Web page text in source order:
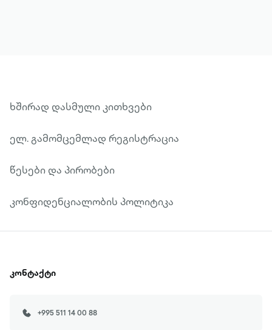
ხშირად დასმული კითხვები
ელ. გამომცემლად რეგისტრაცია
წესები და პირობები
კონფიდენციალობის პოლიტიკა
კონტაქტი
+995 511 14 00 88